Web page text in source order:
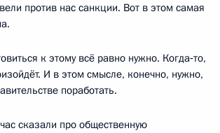
против нас санкции. Вот в этом самая
к этому всё равно нужно. Когда‑то,
И в этом смысле, конечно, нужно,
поработать.
сказали про общественную